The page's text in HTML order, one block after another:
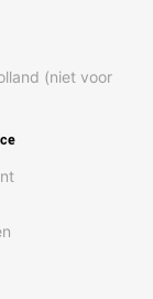
(niet voor